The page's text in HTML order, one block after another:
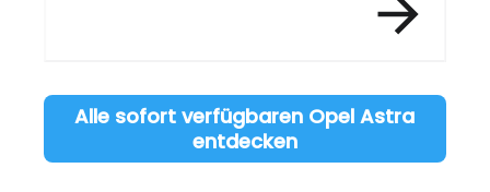
Alle sofort verfügbaren Opel Astra
entdecken